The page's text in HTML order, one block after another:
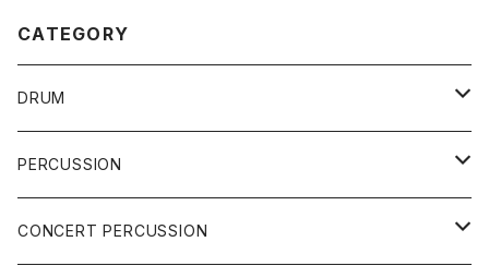
CATEGORY
DRUM
DRUM SET
YAMAHA
SNARE
PERCUSSION
CAJON
CONCERT PERCUSSION